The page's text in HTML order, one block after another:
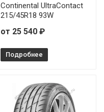
Continental UltraContact
215/45R18 93W
от 25 540 ₽
Подробнее